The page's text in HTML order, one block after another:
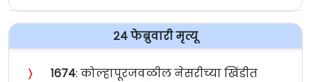
२४ फेब्रुवारी मृत्यू
〉 १६७४: कोल्हापूरजवळील नेसरीच्या खिंडीत